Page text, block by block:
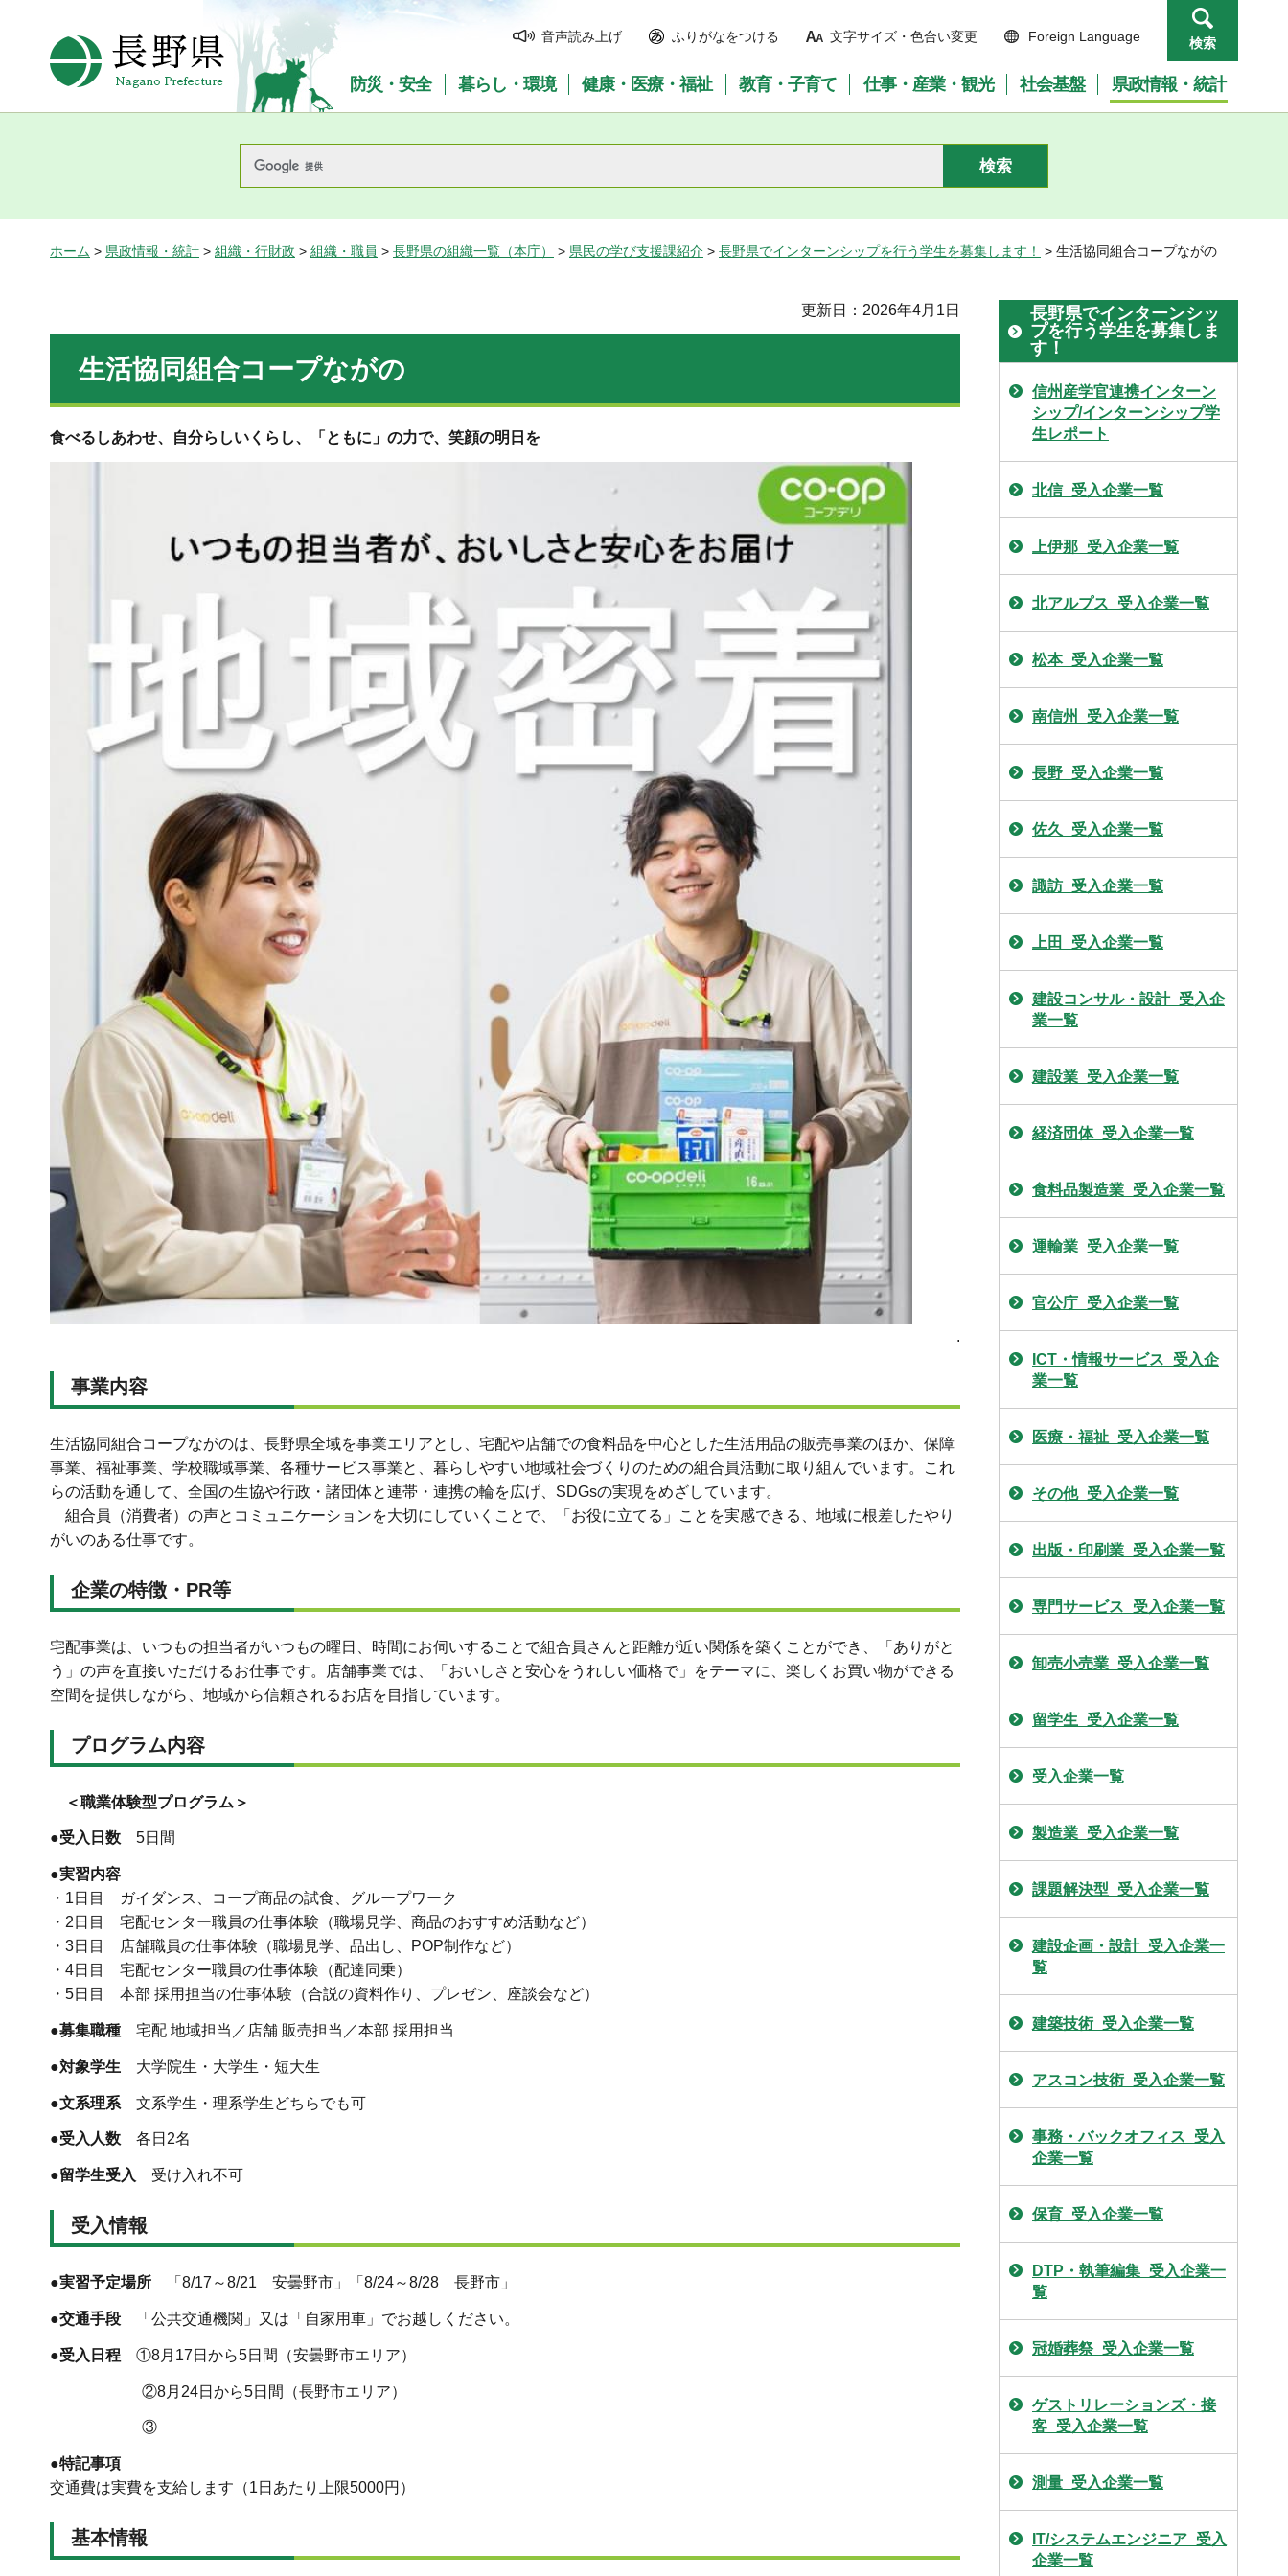
長野県Nagano Prefecture
音声読み上げ ふりがなをつける 文字サイズ・色合い変更 Foreign Language 検索
防災・安全 暮らし・環境 健康・医療・福祉 教育・子育て 仕事・産業・観光 社会基盤 県政情報・統計
ホーム > 県政情報・統計 > 組織・行財政 > 組織・職員 > 長野県の組織一覧（本庁） > 県民の学び支援課紹介 > 長野県でインターンシップを行う学生を募集します！ > 生活協同組合コープながの
更新日：2026年4月1日
生活協同組合コープながの
食べるしあわせ、自分らしいくらし、「ともに」の力で、笑顔の明日を
.
事業内容
生活協同組合コープながのは、長野県全域を事業エリアとし、宅配や店舗での食料品を中心とした生活用品の販売事業のほか、保障
事業、福祉事業、学校職域事業、各種サービス事業と、暮らしやすい地域社会づくりのための組合員活動に取り組んでいます。これ
らの活動を通して、全国の生協や行政・諸団体と連帯・連携の輪を広げ、SDGsの実現をめざしています。
組合員（消費者）の声とコミュニケーションを大切にしていくことで、「お役に立てる」ことを実感できる、地域に根差したやり
がいのある仕事です。
企業の特徴・PR等
宅配事業は、いつもの担当者がいつもの曜日、時間にお伺いすることで組合員さんと距離が近い関係を築くことができ、「ありがと
う」の声を直接いただけるお仕事です。店舗事業では、「おいしさと安心をうれしい価格で」をテーマに、楽しくお買い物ができる
空間を提供しながら、地域から信頼されるお店を目指しています。
プログラム内容
＜職業体験型プログラム＞
●受入日数 5日間
●実習内容
・1日目 ガイダンス、コープ商品の試食、グループワーク
・2日目 宅配センター職員の仕事体験（職場見学、商品のおすすめ活動など）
・3日目 店舗職員の仕事体験（職場見学、品出し、POP制作など）
・4日目 宅配センター職員の仕事体験（配達同乗）
・5日目 本部 採用担当の仕事体験（合説の資料作り、プレゼン、座談会など）
●募集職種 宅配 地域担当／店舗 販売担当／本部 採用担当
●対象学生 大学院生・大学生・短大生
●文系理系 文系学生・理系学生どちらでも可
●受入人数 各日2名
●留学生受入 受け入れ不可
受入情報
●実習予定場所 「8/17～8/21 安曇野市」「8/24～8/28 長野市」
●交通手段 「公共交通機関」又は「自家用車」でお越しください。
●受入日程 ①8月17日から5日間（安曇野市エリア）
②8月24日から5日間（長野市エリア）
③
●特記事項
交通費は実費を支給します（1日あたり上限5000円）
基本情報
長野県でインターンシッ
プを行う学生を募集しま
す！
信州産学官連携インターン
シップ/インターンシップ学
生レポート
北信_受入企業一覧
上伊那_受入企業一覧
北アルプス_受入企業一覧
松本_受入企業一覧
南信州_受入企業一覧
長野_受入企業一覧
佐久_受入企業一覧
諏訪_受入企業一覧
上田_受入企業一覧
建設コンサル・設計_受入企
業一覧
建設業_受入企業一覧
経済団体_受入企業一覧
食料品製造業_受入企業一覧
運輸業_受入企業一覧
官公庁_受入企業一覧
ICT・情報サービス_受入企
業一覧
医療・福祉_受入企業一覧
その他_受入企業一覧
出版・印刷業_受入企業一覧
専門サービス_受入企業一覧
卸売小売業_受入企業一覧
留学生_受入企業一覧
受入企業一覧
製造業_受入企業一覧
課題解決型_受入企業一覧
建設企画・設計_受入企業一
覧
建築技術_受入企業一覧
アスコン技術_受入企業一覧
事務・バックオフィス_受入
企業一覧
保育_受入企業一覧
DTP・執筆編集_受入企業一
覧
冠婚葬祭_受入企業一覧
ゲストリレーションズ・接
客_受入企業一覧
測量_受入企業一覧
IT/システムエンジニア_受入
企業一覧